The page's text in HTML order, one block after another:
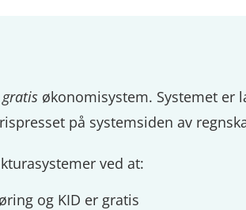
gratis økonomisystem. Systemet er
på systemsiden av
ved at:
og KID er gratis